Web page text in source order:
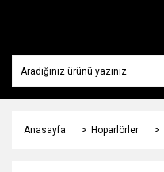
Anasayfa Hoparlörler